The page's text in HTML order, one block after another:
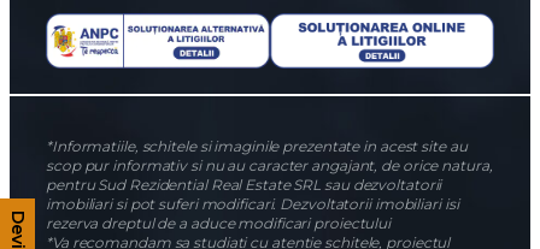
*Informatiile, schitele si imaginile prezentate in acest site au
scop pur informativ si nu au caracter angajant, de orice natura,
pentru Sud Rezidential Real Estate SRL sau dezvoltatorii
imobiliari si pot suferi modificari. Dezvoltatorii imobiliari isi
rezerva dreptul de a aduce modificari proiectului
*Va recomandam sa studiati cu atentie schitele, proiectul